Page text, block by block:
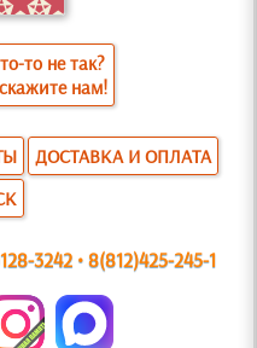
то не так?
нам!
ДОСТАВКА И ОПЛАТА
3242•8(812)425-245-1